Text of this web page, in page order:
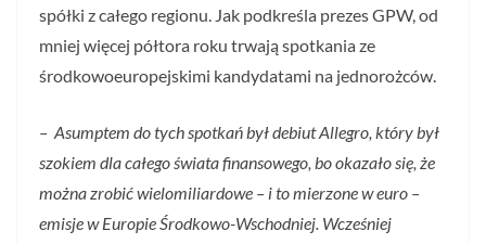
spółki z całego regionu. Jak podkreśla prezes GPW, od
mniej więcej półtora roku trwają spotkania ze
środkowoeuropejskimi kandydatami na jednorożców.
– Asumptem do tych spotkań był debiut Allegro, który był
szokiem dla całego świata finansowego, bo okazało się, że
można zrobić wielomiliardowe – i to mierzone w euro –
emisje w Europie Środkowo-Wschodniej. Wcześniej